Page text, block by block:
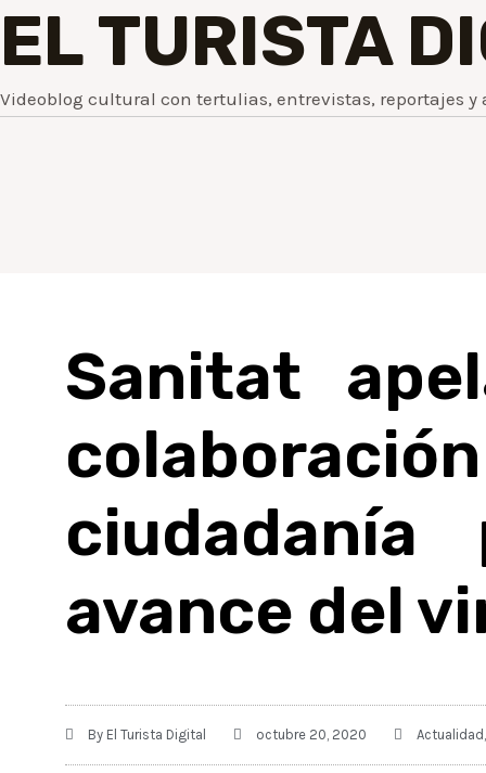
EL TURISTA
Videoblog cultural con tertulias, entrevistas, reportajes y
Sanitat
avance del
By El Turista Digital octubre 20, 2020 Actualidad